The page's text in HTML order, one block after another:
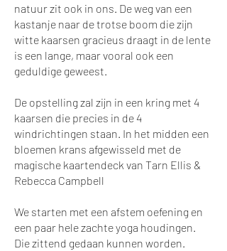
natuur zit ook in ons. De weg van een
kastanje naar de trotse boom die zijn
witte kaarsen gracieus draagt in de lente
is een lange, maar vooral ook een
geduldige geweest.
De opstelling zal zijn in een kring met 4
kaarsen die precies in de 4
windrichtingen staan. In het midden een
bloemen krans afgewisseld met de
magische kaartendeck van Tarn Ellis &
Rebecca Campbell
We starten met een afstem oefening en
een paar hele zachte yoga houdingen.
Die zittend gedaan kunnen worden.